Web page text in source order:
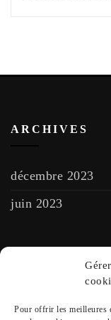
Pour offrir les meilleures
ARCHIVES
décembre 2023
juin 2023